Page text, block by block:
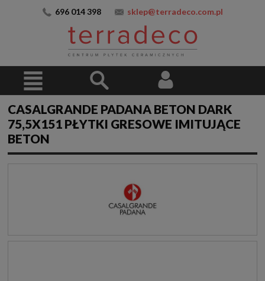
696 014 398 sklep@terradeco.com.pl
CASALGRANDE PADANA BETON DARK
75,5X151 PŁYTKI GRESOWE IMITUJĄCE
BETON